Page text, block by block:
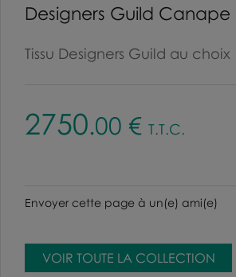
Designers Guild Canape
Tissu Designers Guild au choix
2750.00 € T.T.C.
Envoyer cette page à un(e) ami(e)
VOIR TOUTE LA COLLECTION